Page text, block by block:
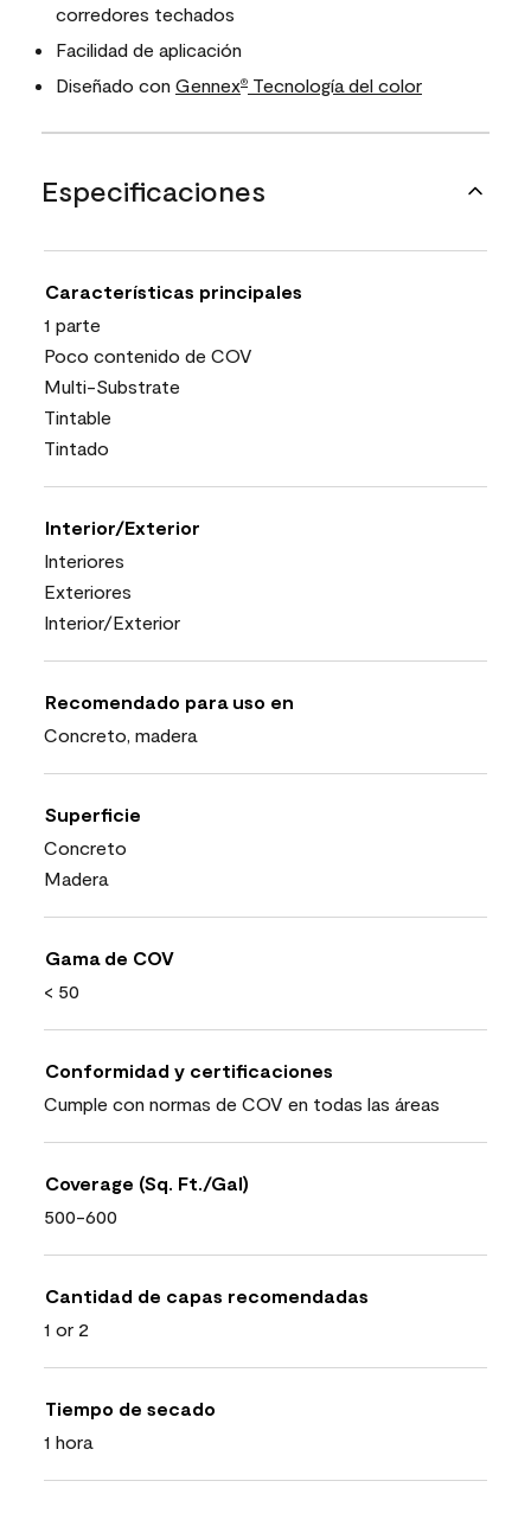
corredores techados
Facilidad de aplicación
Diseñado con Gennex® Tecnología del color
Especificaciones
Características principales
1 parte
Poco contenido de COV
Multi-Substrate
Tintable
Tintado
Interior/Exterior
Interiores
Exteriores
Interior/Exterior
Recomendado para uso en
Concreto, madera
Superficie
Concreto
Madera
Gama de COV
< 50
Conformidad y certificaciones
Cumple con normas de COV en todas las áreas
Coverage (Sq. Ft./Gal)
500-600
Cantidad de capas recomendadas
1 or 2
Tiempo de secado
1 hora